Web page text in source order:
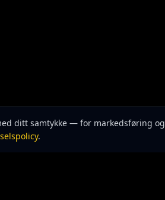
ditt samtykke — for markedsføring og
.